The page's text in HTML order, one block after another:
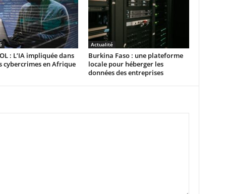
: L’IA impliquée dans
cybercrimes en Afrique
Actualité
Burkina Faso : une plateforme
locale pour héberger les
données des entreprises